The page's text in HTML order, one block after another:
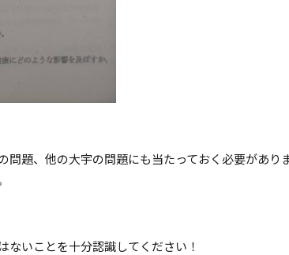
問題、他の大宇の問題にも当たっておく必要があり
ないことを十分認識してください！